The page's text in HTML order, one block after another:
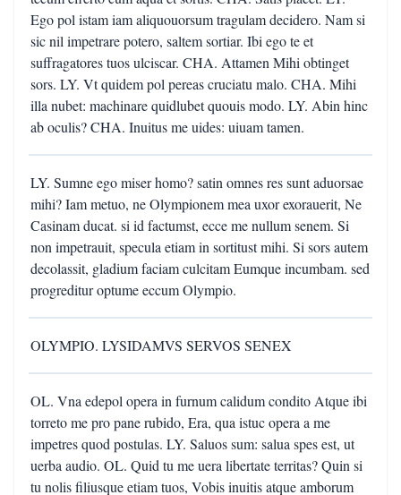
Ego pol istam iam aliquouorsum tragulam decidero. Nam si
sic nil impetrare potero, saltem sortiar. Ibi ego te et
suffragatores tuos ulciscar. CHA. Attamen Mihi obtinget
sors. LY. Vt quidem pol pereas cruciatu malo. CHA. Mihi
illa nubet: machinare quidlubet quouis modo. LY. Abin hinc
ab oculis? CHA. Inuitus me uides: uiuam tamen.
LY. Sumne ego miser homo? satin omnes res sunt aduorsae
mihi? Iam metuo, ne Olympionem mea uxor exorauerit, Ne
Casinam ducat. si id factumst, ecce me nullum senem. Si
non impetrauit, specula etiam in sortitust mihi. Si sors autem
decolassit, gladium faciam culcitam Eumque incumbam. sed
progreditur optume eccum Olympio.
OLYMPIO. LYSIDAMVS SERVOS SENEX
OL. Vna edepol opera in furnum calidum condito Atque ibi
torreto me pro pane rubido, Era, qua istuc opera a me
impetres quod postulas. LY. Saluos sum: salua spes est, ut
uerba audio. OL. Quid tu me uera libertate territas? Quin si
tu nolis filiusque etiam tuos, Vobis inuitis atque amborum